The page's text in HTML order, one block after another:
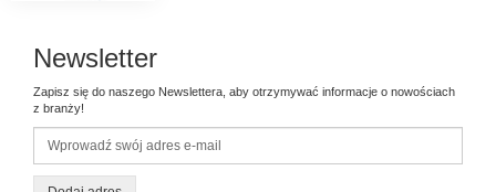
Newsletter
Zapisz się do naszego Newslettera, aby otrzymywać informacje o nowościach
z branży!